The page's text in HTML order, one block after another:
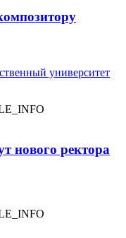
университет
нового ректора